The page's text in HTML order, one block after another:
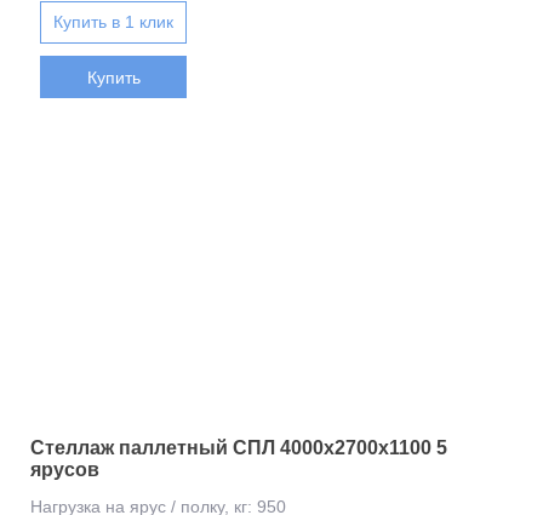
Купить
Стеллаж паллетный СПЛ 4000x2700x1100 5
ярусов